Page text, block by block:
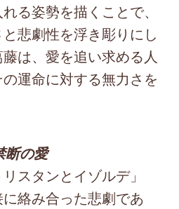
る姿勢を描くことで、
悲劇性を浮き彫りにし
は、愛を追い求める人
運命に対する無力さを
断の愛
スタンとイゾルデ」
絡み合った悲劇であ